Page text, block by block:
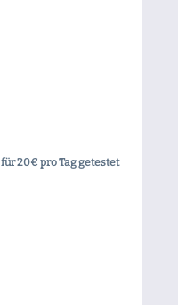
für 20€ pro Tag getestet